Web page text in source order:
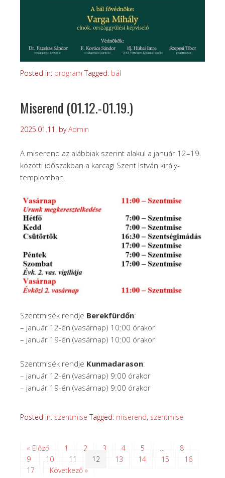
Posted in: program Tagged: bál
Miserend (01.12.-01.19.)
2025.01.11. byAdmin
A miserend az alábbiak szerint alakul a január 12–19.
közötti időszakban a karcagi Szent István király-
templomban.
Szentmisék rendje Berekfürdőn:
– január 12-én (vasárnap) 10:00 órakor
– január 19-én (vasárnap) 10:00 órakor
Szentmisék rendje Kunmadarason:
– január 12-én (vasárnap) 9:00 órakor
– január 19-én (vasárnap) 9:00 órakor
Posted in: szentmise Tagged: miserend, szentmise
« Előző 1 2 3 4 5 …
8
9
10 11 12 13 14 15
16
17
Következő »